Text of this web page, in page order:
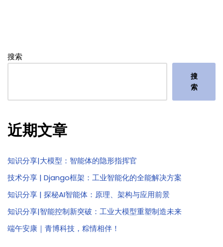
搜索
搜
索
近期文章
知识分享|大模型：智能体的隐形指挥官
技术分享 | Django框架：工业智能化的全能解决方案
知识分享 | 探秘AI智能体：原理、架构与应用前景
知识分享|智能控制新突破：工业大模型重塑制造未来
端午安康｜青博科技，粽情相伴！